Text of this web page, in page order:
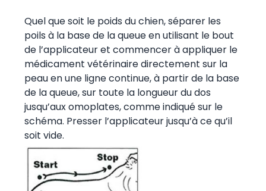
Quel que soit le poids du chien, séparer les
poils à la base de la queue en utilisant le bout
de l’applicateur et commencer à appliquer le
médicament vétérinaire directement sur la
peau en une ligne continue, à partir de la base
de la queue, sur toute la longueur du dos
jusqu’aux omoplates, comme indiqué sur le
schéma. Presser l’applicateur jusqu’à ce qu’il
soit vide.